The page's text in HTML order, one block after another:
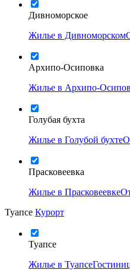
Дивноморское
Жилье в Дивноморском
Архипо-Осиповка
Жилье в Архипо-
Голубая бухта
Жилье в Голубой бухте
Прасковеевка
Жилье в Прасковеевке
Туапсе Курорт
Туапсе
Жилье в Туапсе